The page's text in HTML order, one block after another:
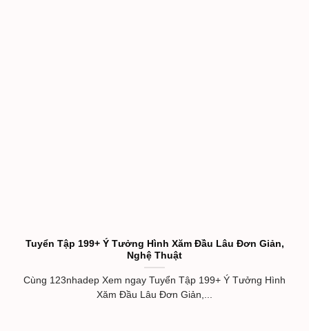
Tuyển Tập 199+ Ý Tưởng Hình Xăm Đầu Lâu Đơn Giản,
Nghệ Thuật
Cùng 123nhadep Xem ngay Tuyển Tập 199+ Ý Tưởng Hình
Xăm Đầu Lâu Đơn Giản,...